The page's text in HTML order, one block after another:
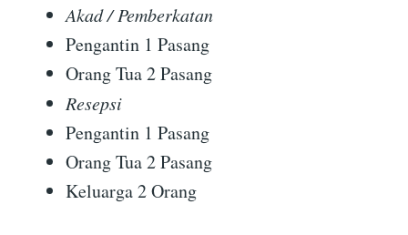
Akad / Pemberkatan
Pengantin 1 Pasang
Orang Tua 2 Pasang
Resepsi
Pengantin 1 Pasang
Orang Tua 2 Pasang
Keluarga 2 Orang